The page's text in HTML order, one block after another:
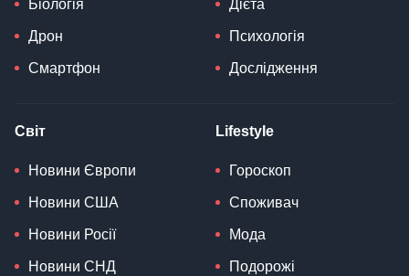
Біологія
Дрон
Смартфон
Дієта
Психологія
Дослідження
Світ
Новини Європи
Новини США
Новини Росії
Новини СНД
Lifestyle
Гороскоп
Споживач
Мода
Подорожі